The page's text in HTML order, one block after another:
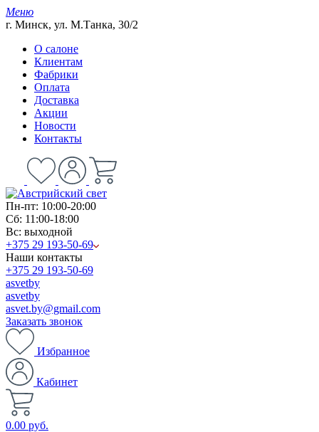
Меню
г. Минск, ул. М.Танка, 30/2
О салоне
Клиентам
Фабрики
Оплата
Доставка
Акции
Новости
Контакты
Пн-пт: 10:00-20:00
Сб: 11:00-18:00
Вс: выходной
+375 29 193-50-69
Наши контакты
+375 29 193-50-69
asvetby
asvetby
asvet.by@gmail.com
Заказать звонок
Избранное
Кабинет
0.00 руб.